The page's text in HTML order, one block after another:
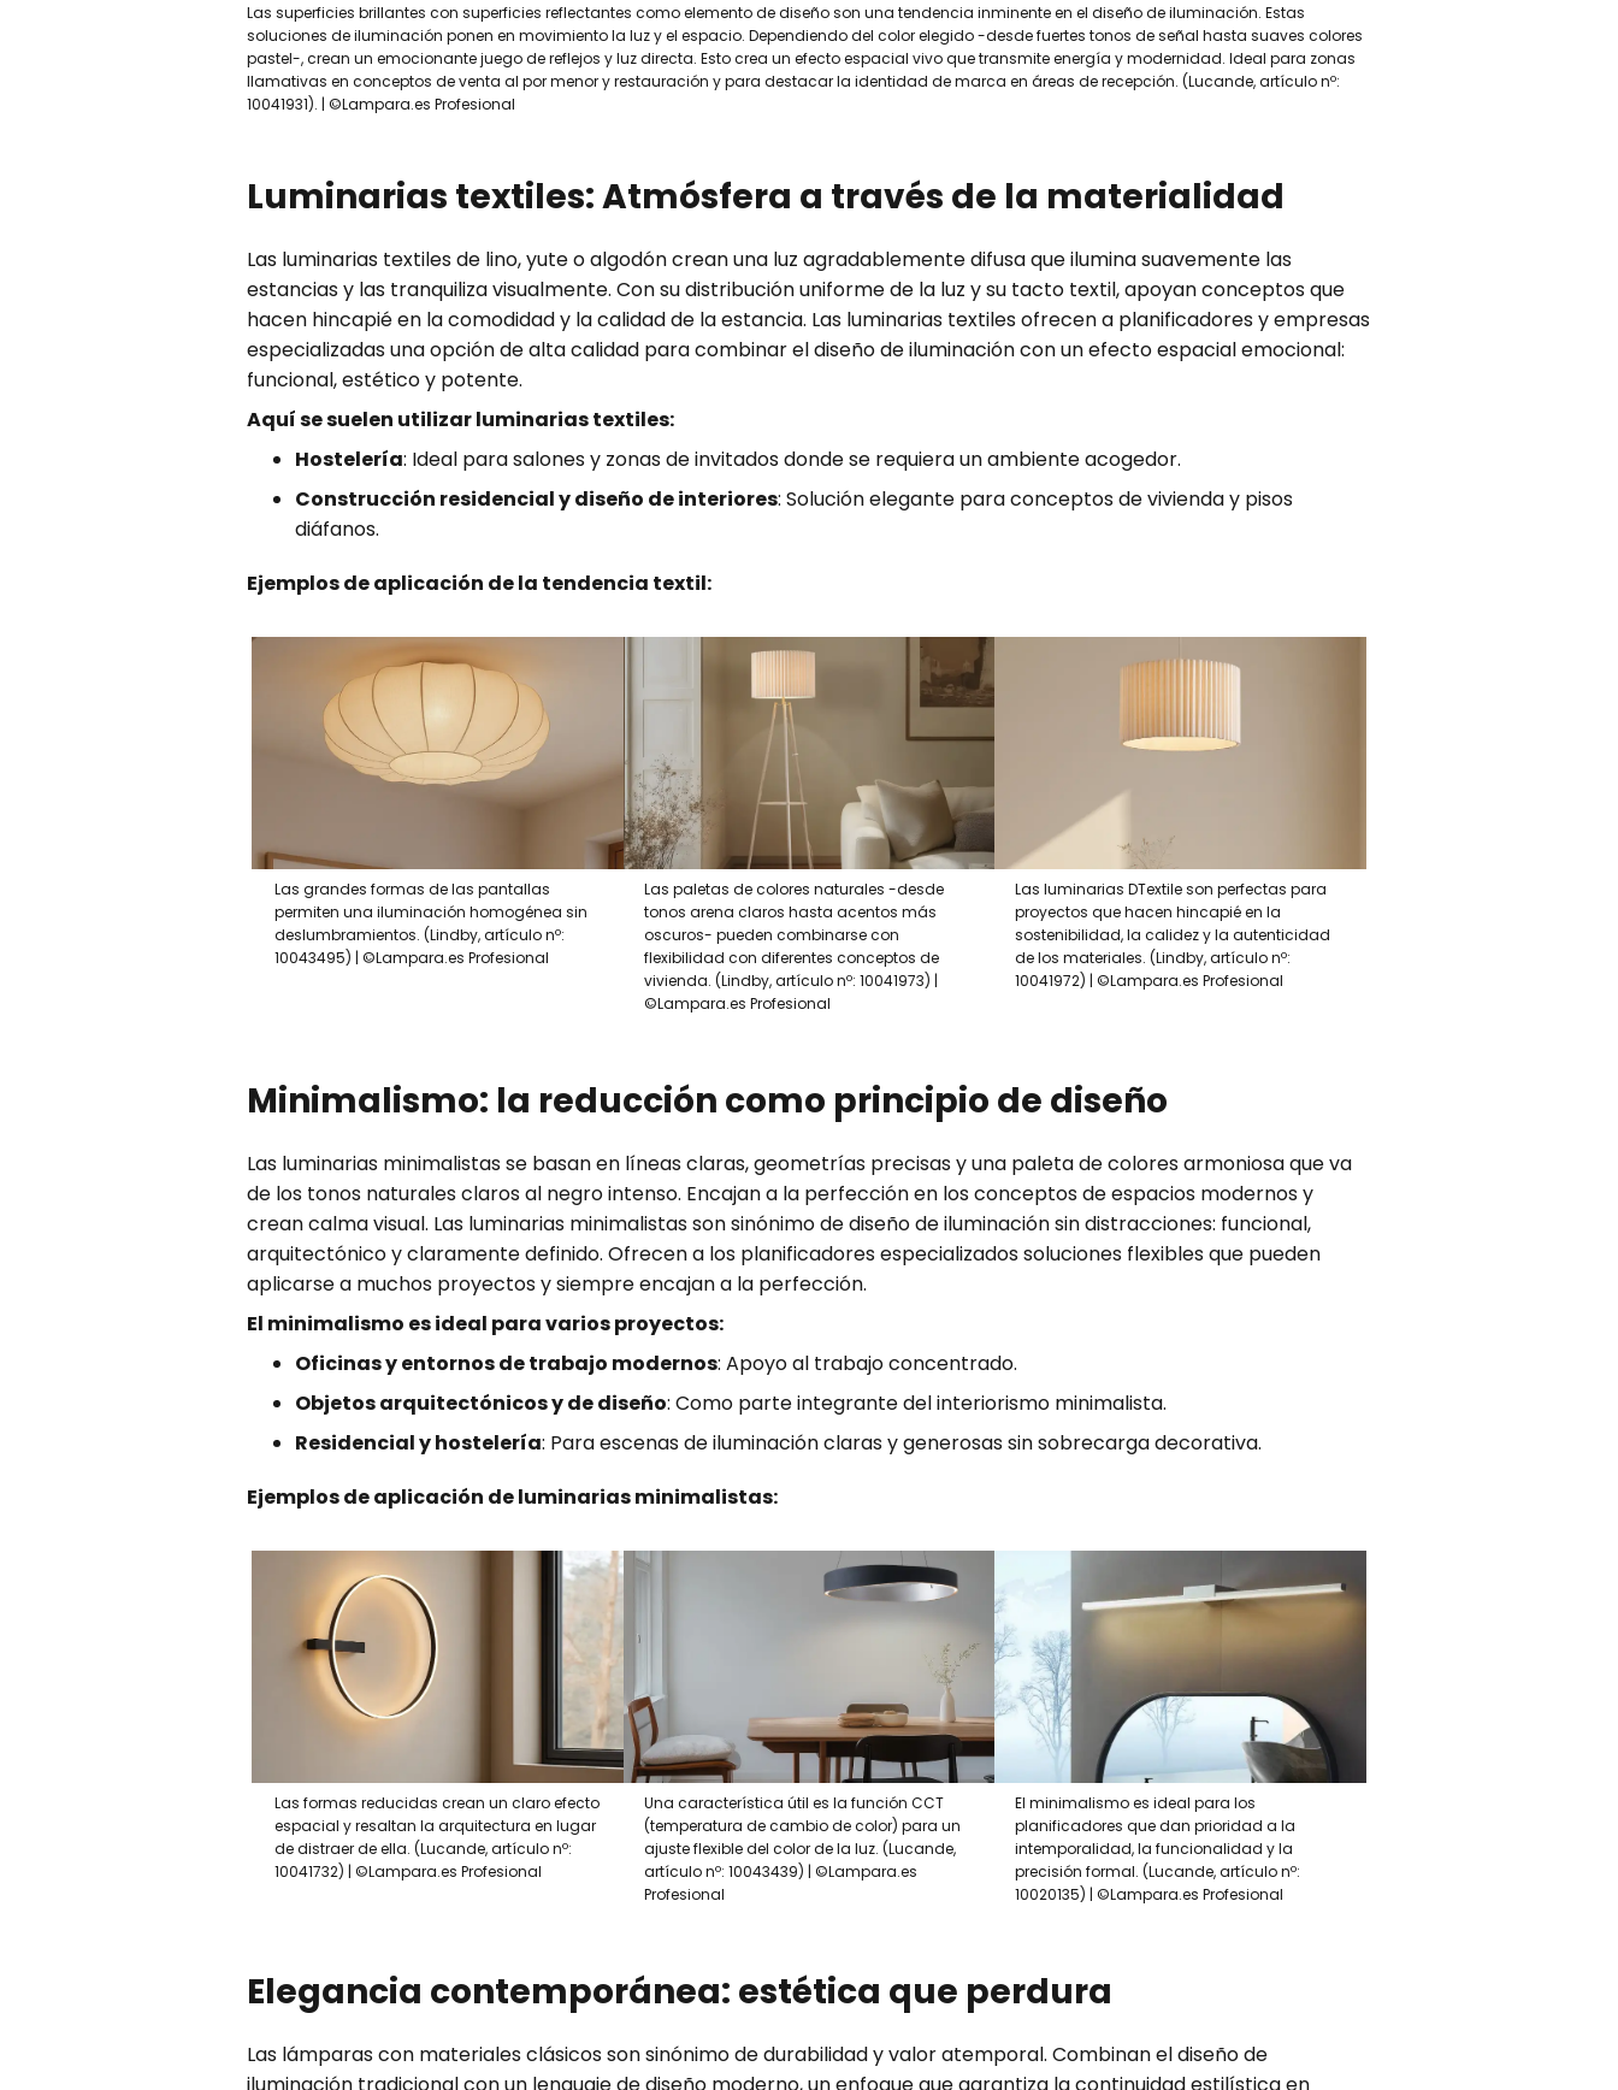
Las superficies brillantes con superficies reflectantes como elemento de diseño son una tendencia inminente en el diseño de iluminación. Estas
soluciones de iluminación ponen en movimiento la luz y el espacio. Dependiendo del color elegido -desde fuertes tonos de señal hasta suaves colores
pastel-, crean un emocionante juego de reflejos y luz directa. Esto crea un efecto espacial vivo que transmite energía y modernidad. Ideal para zonas
llamativas en conceptos de venta al por menor y restauración y para destacar la identidad de marca en áreas de recepción. (Lucande, artículo nº:
10041931). | ©Lampara.es Profesional
Luminarias textiles: Atmósfera a través de la materialidad
Las luminarias textiles de lino, yute o algodón crean una luz agradablemente difusa que ilumina suavemente las
estancias y las tranquiliza visualmente. Con su distribución uniforme de la luz y su tacto textil, apoyan conceptos que
hacen hincapié en la comodidad y la calidad de la estancia. Las luminarias textiles ofrecen a planificadores y empresas
especializadas una opción de alta calidad para combinar el diseño de iluminación con un efecto espacial emocional:
funcional, estético y potente.
Aquí se suelen utilizar luminarias textiles:
Hostelería: Ideal para salones y zonas de invitados donde se requiera un ambiente acogedor.
Construcción residencial y diseño de interiores: Solución elegante para conceptos de vivienda y pisos
diáfanos.
Ejemplos de aplicación de la tendencia textil:
Las grandes formas de las pantallas
permiten una iluminación homogénea sin
deslumbramientos. (Lindby, artículo nº:
10043495) | ©Lampara.es Profesional
Las paletas de colores naturales -desde
tonos arena claros hasta acentos más
oscuros- pueden combinarse con
flexibilidad con diferentes conceptos de
vivienda. (Lindby, artículo nº: 10041973) |
©Lampara.es Profesional
Las luminarias DTextile son perfectas para
proyectos que hacen hincapié en la
sostenibilidad, la calidez y la autenticidad
de los materiales. (Lindby, artículo nº:
10041972) | ©Lampara.es Profesional
Minimalismo: la reducción como principio de diseño
Las luminarias minimalistas se basan en líneas claras, geometrías precisas y una paleta de colores armoniosa que va
de los tonos naturales claros al negro intenso. Encajan a la perfección en los conceptos de espacios modernos y
crean calma visual. Las luminarias minimalistas son sinónimo de diseño de iluminación sin distracciones: funcional,
arquitectónico y claramente definido. Ofrecen a los planificadores especializados soluciones flexibles que pueden
aplicarse a muchos proyectos y siempre encajan a la perfección.
El minimalismo es ideal para varios proyectos:
Oficinas y entornos de trabajo modernos: Apoyo al trabajo concentrado.
Objetos arquitectónicos y de diseño: Como parte integrante del interiorismo minimalista.
Residencial y hostelería: Para escenas de iluminación claras y generosas sin sobrecarga decorativa.
Ejemplos de aplicación de luminarias minimalistas:
Las formas reducidas crean un claro efecto
espacial y resaltan la arquitectura en lugar
de distraer de ella. (Lucande, artículo nº:
10041732) | ©Lampara.es Profesional
Una característica útil es la función CCT
(temperatura de cambio de color) para un
ajuste flexible del color de la luz. (Lucande,
artículo nº: 10043439) | ©Lampara.es
Profesional
El minimalismo es ideal para los
planificadores que dan prioridad a la
intemporalidad, la funcionalidad y la
precisión formal. (Lucande, artículo nº:
10020135) | ©Lampara.es Profesional
Elegancia contemporánea: estética que perdura
Las lámparas con materiales clásicos son sinónimo de durabilidad y valor atemporal. Combinan el diseño de